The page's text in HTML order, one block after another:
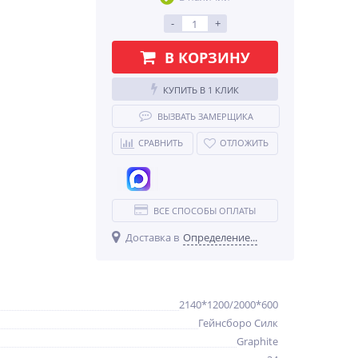
- +
В КОРЗИНУ
КУПИТЬ В 1 КЛИК
ВЫЗВАТЬ ЗАМЕРЩИКА
СРАВНИТЬ ОТЛОЖИТЬ
ВСЕ СПОСОБЫ ОПЛАТЫ
Доставка в Определение...
2140*1200/2000*600
Гейнсборо Силк
Graphite